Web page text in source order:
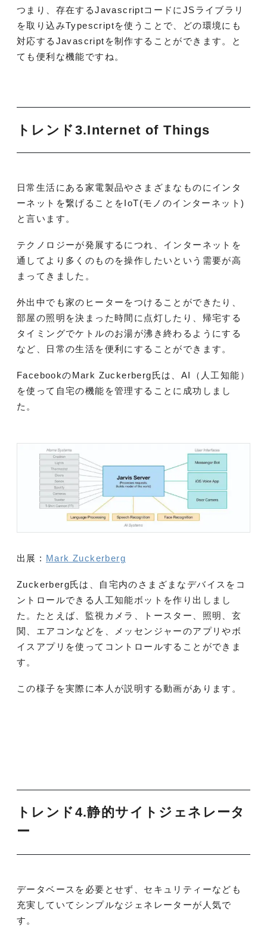
つまり、存在するJavascriptコードにJSライブラリ
を取り込みTypescriptを使うことで、どの環境にも
対応するJavascriptを制作することができます。と
ても便利な機能ですね。
トレンド3.Internet of Things
日常生活にある家電製品やさまざまなものにインタ
ーネットを繋げることをIoT(モノのインターネット)
と言います。
テクノロジーが発展するにつれ、インターネットを
通してより多くのものを操作したいという需要が高
まってきました。
外出中でも家のヒーターをつけることができたり、
部屋の照明を決まった時間に点灯したり、帰宅する
タイミングでケトルのお湯が沸き終わるようにする
など、日常の生活を便利にすることができます。
FacebookのMark Zuckerberg氏は、AI（人工知能）
を使って自宅の機能を管理することに成功しまし
た。
出展 : Mark Zuckerberg
Zuckerberg氏は、自宅内のさまざまなデバイスをコ
ントロールできる人工知能ボットを作り出しまし
た。たとえば、監視カメラ、トースター、照明、玄
関、エアコンなどを、メッセンジャーのアプリやボ
イスアプリを使ってコントロールすることができま
す。
この様子を実際に本人が説明する動画があります。
トレンド4.静的サイトジェネレータ
ー
データベースを必要とせず、セキュリティーなども
充実していてシンプルなジェネレーターが人気で
す。